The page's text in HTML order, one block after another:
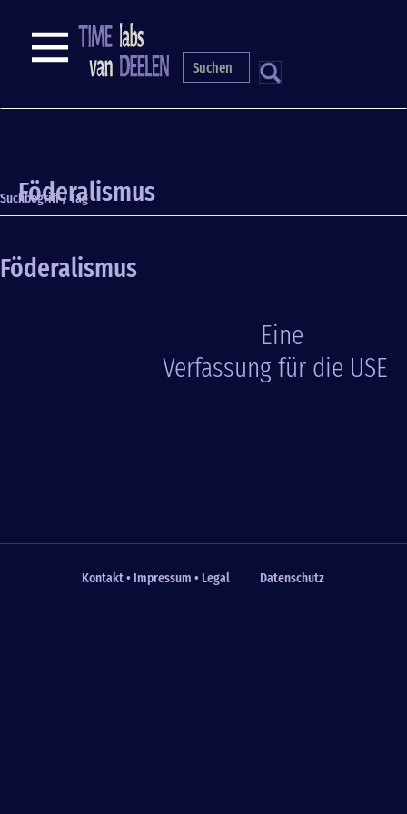
S
NAVIGATION
Föderalismus
Suchbegriff / Tag
Föderalismus
Eine
Verfassung für die USE
Fußzeile
Kontakt • Impressum • Legal Datenschutz